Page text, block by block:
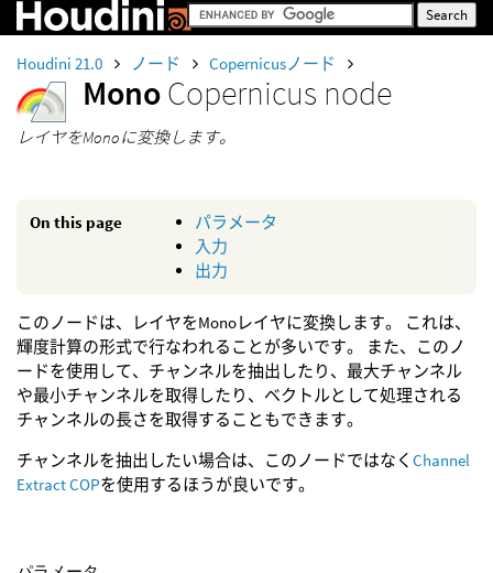
Houdini 21.0 ノード Copernicusノード
MonoCopernicus node
レイヤをMonoに変換します。
On this page
パラメータ
入力
出力
このノードは、レイヤをMonoレイヤに変換します。 これは、
輝度計算の形式で行なわれることが多いです。 また、このノ
ードを使用して、チャンネルを抽出したり、最大チャンネル
や最小チャンネルを取得したり、ベクトルとして処理される
チャンネルの長さを取得することもできます。
チャンネルを抽出したい場合は、このノードではなく Channel
Extract COPを使用するほうが良いです。